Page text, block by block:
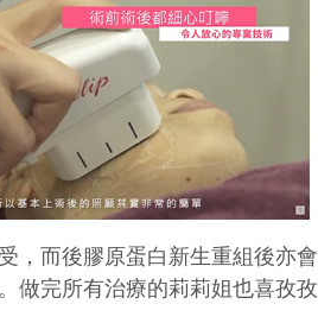
，而後膠原蛋白新生重組後亦會
做完所有治療的莉莉姐也喜孜孜